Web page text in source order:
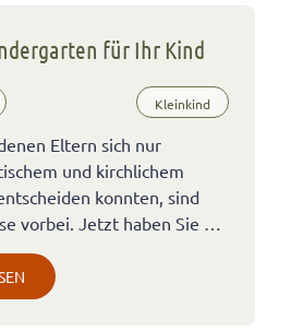
für Ihr Kind
Kleinkind
Eltern sich nur
und kirchlichem
konnten, sind
vorbei. Jetzt haben Sie …